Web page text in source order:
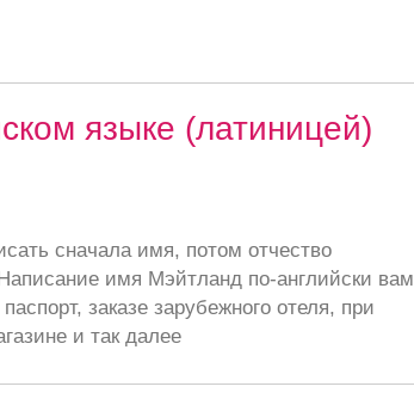
языке (латиницей)
сначала имя, потом отчество
имя Мэйтланд по-английски вам
заказе зарубежного отеля, при
и так далее